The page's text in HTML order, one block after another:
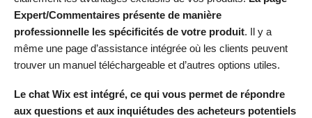
Expert/Commentaires présente de manière
professionnelle les spécificités de votre produit. Il y a
même une page d’assistance intégrée où les clients peuvent
trouver un manuel téléchargeable et d’autres options utiles.
Le chat Wix est intégré, ce qui vous permet de répondre
aux questions et aux inquiétudes des acheteurs potentiels